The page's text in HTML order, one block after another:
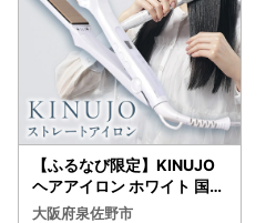
【ふるなび限定】KINUJO
ヘアアイロン ホワイト 国内
製造 FN-Limited-PR
大阪府泉佐野市